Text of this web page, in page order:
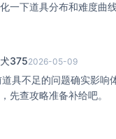
一下道具分布和难度曲线
3752026-05-09
具不足的问题确实影响
先查攻略准备补给吧。